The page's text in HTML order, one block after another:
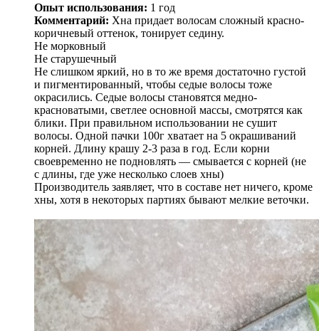
Опыт использования: 1 год
Комментарий: Хна придает волосам сложный красно-
коричневый оттенок, тонирует седину.
Не морковный
Не старушечный
Не слишком яркий, но в то же время достаточно густой
и пигментированный, чтобы седые волосы тоже
окрасились. Седые волосы становятся медно-
красноватыми, светлее основной массы, смотрятся как
блики. При правильном использовании не сушит
волосы. Одной пачки 100г хватает на 5 окрашиваний
корней. Длину крашу 2-3 раза в год. Если корни
своевременно не подновлять — смывается с корней (не
с длины, где уже несколько слоев хны)
Производитель заявляет, что в составе нет ничего, кроме
хны, хотя в некоторых партиях бывают мелкие веточки.